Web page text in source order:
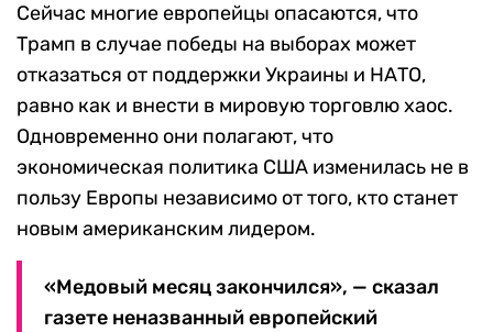
Сейчас многие европейцы опасаются, что
Трамп в случае победы на выборах может
отказаться от поддержки Украины и НАТО,
равно как и внести в мировую торговлю хаос.
Одновременно они полагают, что
экономическая политика США изменилась не в
пользу Европы независимо от того, кто станет
новым американским лидером.
«Медовый месяц закончился», — сказал
газете неназванный европейский